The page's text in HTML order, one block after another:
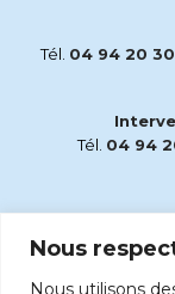
Nous
Nous utilisons
Tél. 04 94 20
Tél. 04 94